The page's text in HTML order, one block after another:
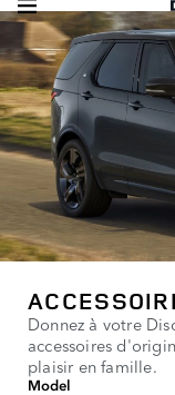
Donnez à votre
accessoires
plaisir en famille.
Model